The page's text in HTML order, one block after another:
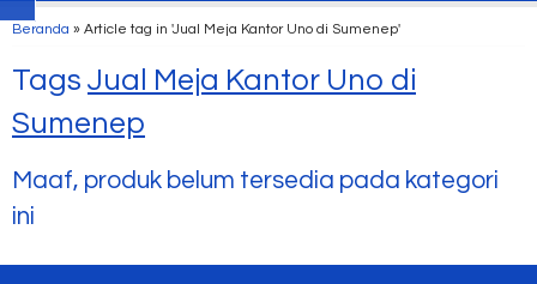
Beranda » Article tag in 'Jual Meja Kantor Uno di Sumenep'
Tags Jual Meja Kantor Uno di
Sumenep
Maaf, produk belum tersedia pada kategori
ini